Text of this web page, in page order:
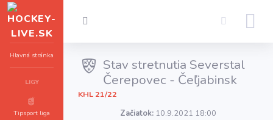
Hlavná stránka
LIGY
Tipsport liga
Stav stretnutia Severstal
Čerepovec - Čeľjabinsk
KHL 21/22
Začiatok: 10.9.2021 18:00